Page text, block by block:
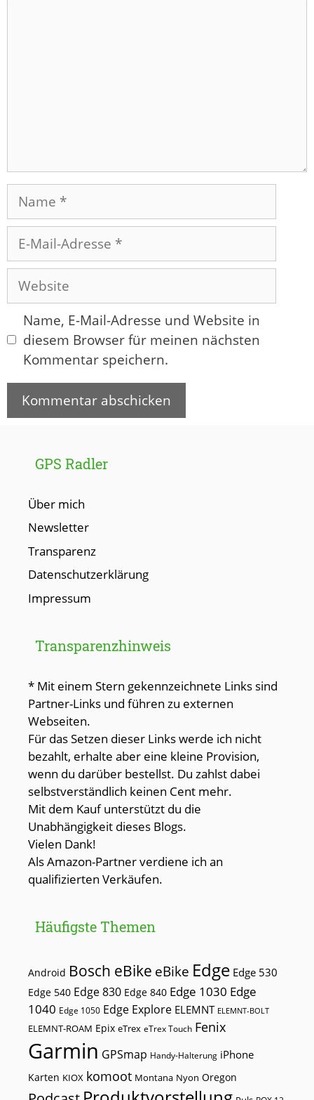
Name
Mail-
Adresse
Website
Name, E-Mail-Adresse und Website in
diesem Browser für meinen nächsten
Kommentar speichern.
GPS Radler
Über mich
Newsletter
Transparenz
Datenschutzerklärung
Impressum
Transparenzhinweis
* Mit einem Stern gekennzeichnete Links sind
Partner-Links und führen zu externen
Webseiten.
Für das Setzen dieser Links werde ich nicht
bezahlt, erhalte aber eine kleine Provision,
wenn du darüber bestellst. Du zahlst dabei
selbstverständlich keinen Cent mehr.
Mit dem Kauf unterstützt du die
Unabhängigkeit dieses Blogs.
Vielen Dank!
Als Amazon-Partner verdiene ich an
qualifizierten Verkäufen.
Häufigste Themen
Android Bosch eBike eBike Edge Edge 530
Edge 540 Edge 830 Edge 840 Edge 1030 Edge
1040 Edge 1050 Edge Explore ELEMNT ELEMNT-BOLT
ELEMNT-ROAM Epix eTrex eTrex Touch Fenix
Garmin GPSmap Handy-Halterung iPhone
Karten KIOX komoot Montana Nyon Oregon